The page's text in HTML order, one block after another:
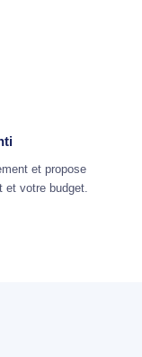
et propose
et votre budget.